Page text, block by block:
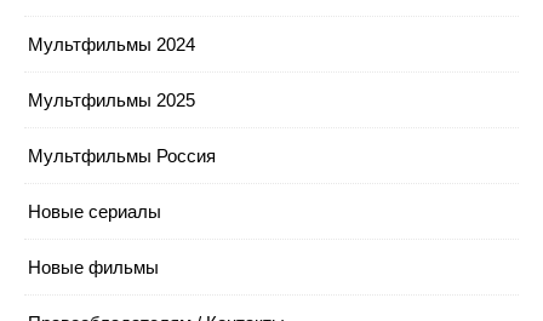
Мультфильмы 2024
Мультфильмы 2025
Мультфильмы Россия
Новые сериалы
Новые фильмы